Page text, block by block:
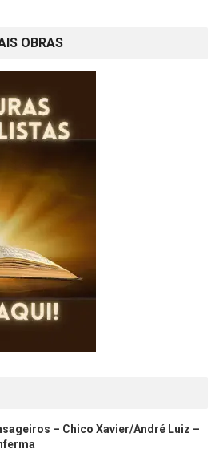
OBRAS
– Chico Xavier/André Luiz –